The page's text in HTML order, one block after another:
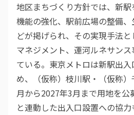
地区まちづくり方針では、新
機能の強化、駅前広場の整備
どが掲げられ、その実現手法
マネジメント、運河ルネサン
ている。東京メトロは新駅出
め、（仮称）枝川駅・（仮称
月から2027年3月まで用地を公
と連動した出入口設置への協